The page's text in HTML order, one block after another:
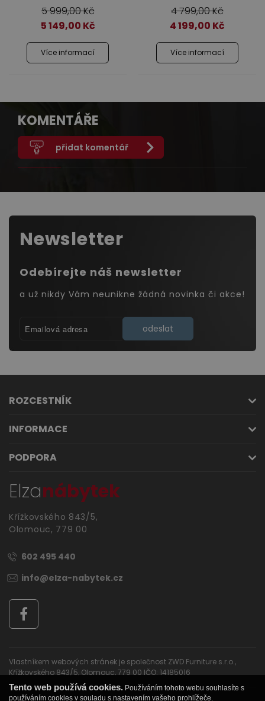
5 999,00Kč
5 149,00 Kč
Více informací
4 799,00Kč
4 199,00 Kč
Více informací
KOMENTÁŘE
přidat komentář
Newsletter
Odebírejte náš newsletter
a už nikdy Vám neunikne žádná novinka či akce!
odeslat
ROZCESTNÍK
INFORMACE
PODPORA
Elzanábytek
Křížkovského 843/5,
Olomouc, 779 00
602 495 440
info@elza-nabytek.cz
Vlastníkem webových stránek je společnost ZWD Furniture s.r.o.,
Křížkovského 843/5, Olomouc, 779 00 IČO: 14185016
Tento web používá cookies. Používáním tohoto webu souhlasíte s
používáním cookies v souladu s nastavením vašeho prohlížeče.